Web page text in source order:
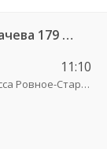
Саратов АВ Центральный ул им Пугачева 179 А — Старая Полтавка
11:10
Степное (трасса Ровное-Старая Полтавка)